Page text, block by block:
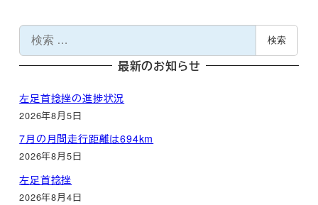
検
索
検索
最新のお知らせ
左足首捻挫の進捗状況
2026年8月5日
7月の月間走行距離は694km
2026年8月5日
左足首捻挫
2026年8月4日